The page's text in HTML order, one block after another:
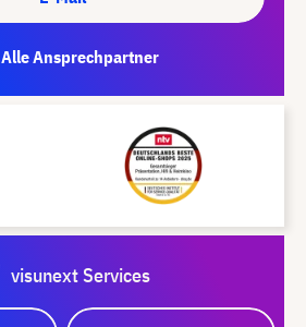
Alle Ansprechpartner
visunext Services